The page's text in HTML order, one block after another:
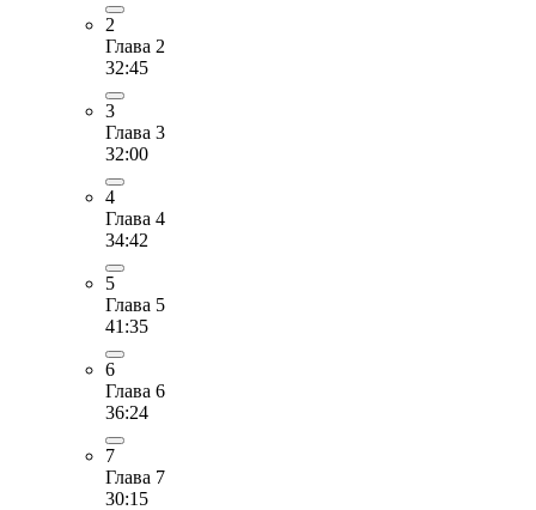
2
Глава 2
32:45
3
Глава 3
32:00
4
Глава 4
34:42
5
Глава 5
41:35
6
Глава 6
36:24
7
Глава 7
30:15